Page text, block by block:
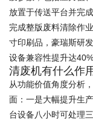
放置于传送平台并完
完成整版废料清除作
寸印刷品，豪瑞斯研
设备兼容性提升达
清废机有什么作
从功能价值角度分析
面：一是大幅提升生
台设备八小时可处理